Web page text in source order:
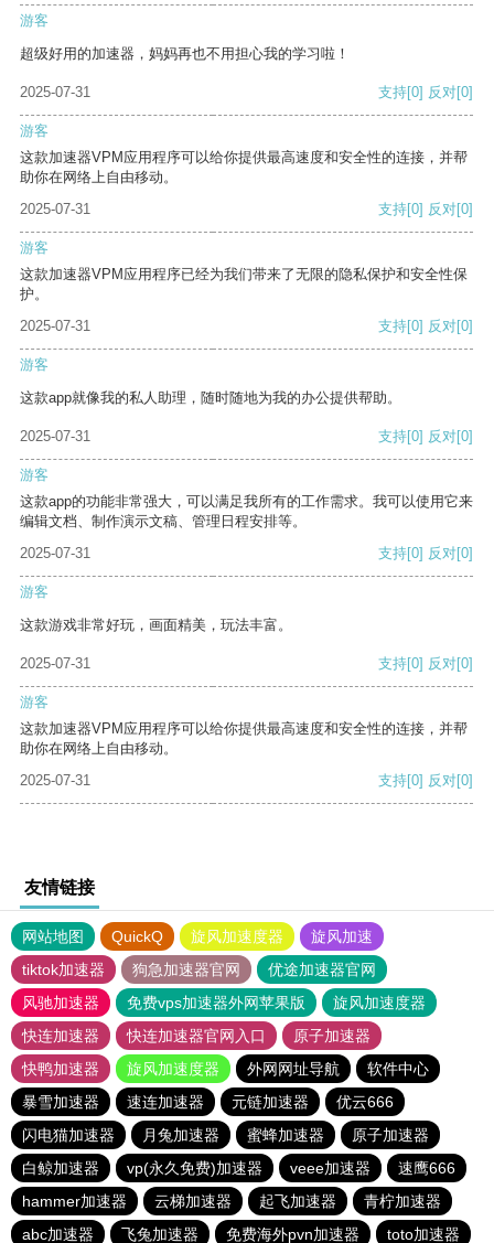
游客
超级好用的加速器，妈妈再也不用担心我的学习啦！
2025-07-31 支持[0] 反对[0]
游客
这款加速器VPM应用程序可以给你提供最高速度和安全性的连接，并帮
助你在网络上自由移动。
2025-07-31
支持[0] 反对[0]
游客
这款加速器VPM应用程序已经为我们带来了无限的隐私保护和安全性保
护。
2025-07-31
支持[0] 反对[0]
游客
这款app就像我的私人助理，随时随地为我的办公提供帮助。
2025-07-31 支持[0] 反对[0]
游客
这款app的功能非常强大，可以满足我所有的工作需求。我可以使用它来
编辑文档、制作演示文稿、管理日程安排等。
2025-07-31
支持[0] 反对[0]
游客
这款游戏非常好玩，画面精美，玩法丰富。
2025-07-31 支持[0] 反对[0]
游客
这款加速器VPM应用程序可以给你提供最高速度和安全性的连接，并帮
助你在网络上自由移动。
2025-07-31
支持[0] 反对[0]
友情链接
网站地图 QuickQ 旋风加速度器
旋风加速
tiktok加速器
狗急加速器官网
优途加速器官网
风驰加速器
免费vps加速器外网苹果版
旋风加速度器
快连加速器
快连加速器官网入口
原子加速器
快鸭加速器
旋风加速度器 外网网址导航
软件中心
暴雪加速器
速连加速器 元链加速器
优云666
闪电猫加速器
月兔加速器 蜜蜂加速器
原子加速器
白鲸加速器
vp(永久免费)加速器 veee加速器
速鹰666
hammer加速器
云梯加速器 起飞加速器
青柠加速器
abc加速器
飞兔加速器 免费海外pvn加速器 toto加速器